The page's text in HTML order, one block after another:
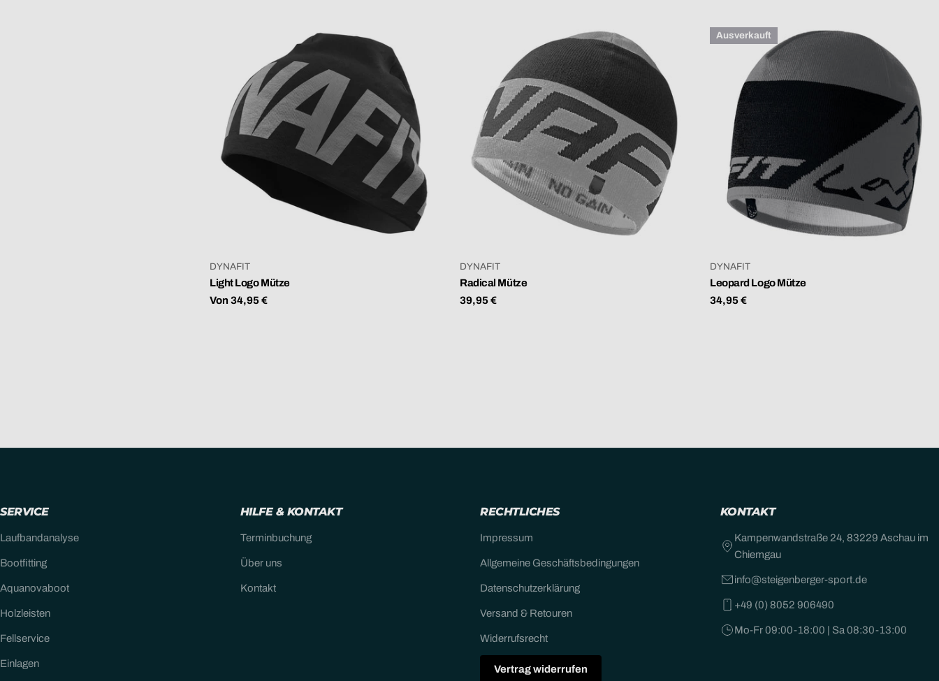
VERKÄUFER:
DYNAFIT
Light Logo Mütze
Regulärer
Von 34,95 €
VERKÄUFER:
DYNAFIT
Radical Mütze
Regulärer
39,95 €
Ausverkauft
VERKÄUFER:
DYNAFIT
Leopard Logo Mütze
Regulärer
34,95 €
SERVICE
Laufbandanalyse
Bootfitting
Aquanovaboot
Holzleisten
Fellservice
Einlagen
HILFE & KONTAKT
Terminbuchung
Über uns
Kontakt
RECHTLICHES
Impressum
Allgemeine Geschäftsbedingungen
Datenschutzerklärung
Versand & Retouren
Widerrufsrecht
Vertrag widerrufen
KONTAKT
Kampenwandstraße 24, 83229 Aschau im
Chiemgau
info@steigenberger-sport.de
+49 (0) 8052 906490
Mo-Fr 09:00-18:00 | Sa 08:30-13:00